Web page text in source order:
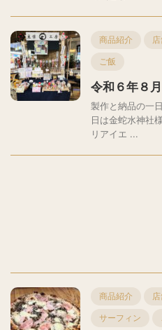
商品紹介
ご飯
令和６年８月
製作と納品の一
日は金蛇水神社
リアイエ ...
商品紹介
サーフィン